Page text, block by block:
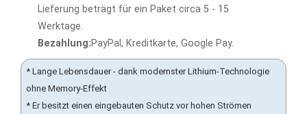
Lieferung beträgt für ein Paket circa 5 - 15
Werktage.
Bezahlung:PayPal, Kreditkarte, Google Pay.
* Lange Lebensdauer - dank modernster Lithium-Technologie
ohne Memory-Effekt
* Er besitzt einen eingebauten Schutz vor hohen Strömen